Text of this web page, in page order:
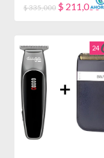
$ 335,000 $ 211,050
24